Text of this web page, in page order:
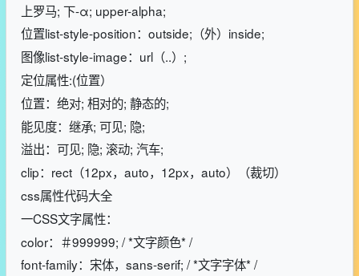
上罗马; 下-α; upper-alpha;
位置list-style-position：outside;（外）inside;
图像list-style-image：url（..）;
定位属性:(位置）
位置：绝对; 相对的; 静态的;
能见度：继承; 可见; 隐;
溢出：可见; 隐; 滚动; 汽车;
clip：rect（12px，auto，12px，auto）（裁切）
css属性代码大全
一CSS文字属性：
color：＃999999; / *文字颜色* /
font-family：宋体，sans-serif; / *文字字体* /